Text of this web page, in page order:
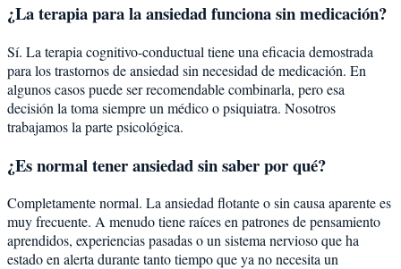
¿La terapia para la ansiedad funciona sin medicación?
Sí. La terapia cognitivo-conductual tiene una eficacia demostrada
para los trastornos de ansiedad sin necesidad de medicación. En
algunos casos puede ser recomendable combinarla, pero esa
decisión la toma siempre un médico o psiquiatra. Nosotros
trabajamos la parte psicológica.
¿Es normal tener ansiedad sin saber por qué?
Completamente normal. La ansiedad flotante o sin causa aparente es
muy frecuente. A menudo tiene raíces en patrones de pensamiento
aprendidos, experiencias pasadas o un sistema nervioso que ha
estado en alerta durante tanto tiempo que ya no necesita un